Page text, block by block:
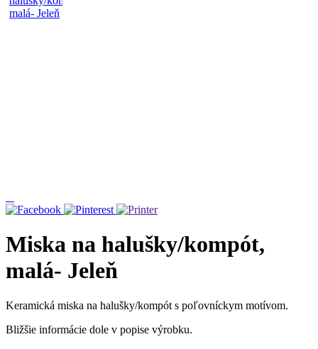
Miska na halušky/kompót,
malá- Jeleň
Keramická miska na halušky/kompót s poľovníckym motívom.
Bližšie informácie dole v popise výrobku.